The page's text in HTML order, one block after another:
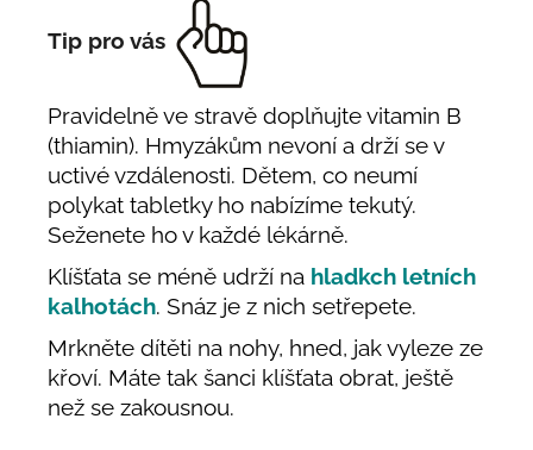
Tip pro vás
Pravidelně ve stravě doplňujte vitamin B
(thiamin). Hmyzákům nevoní a drží se v
uctivé vzdálenosti. Dětem, co neumí
polykat tabletky ho nabízíme tekutý.
Seženete ho v každé lékárně.
Klíšťata se méně udrží na hladkch letních
kalhotách. Snáz je z nich setřepete.
Mrkněte dítěti na nohy, hned, jak vyleze ze
křoví. Máte tak šanci klíšťata obrat, ještě
než se zakousnou.